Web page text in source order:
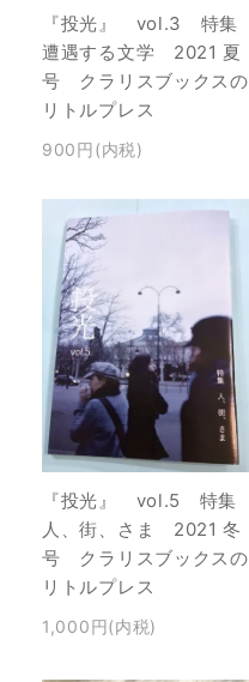
『投光』 vol.3 特集
遭遇する文学 2021 夏
号 クラリスブックスの
リトルプレス
900円(内税)
『投光』 vol.5 特集
人、街、さま 2021 冬
号 クラリスブックスの
リトルプレス
1,000円(内税)